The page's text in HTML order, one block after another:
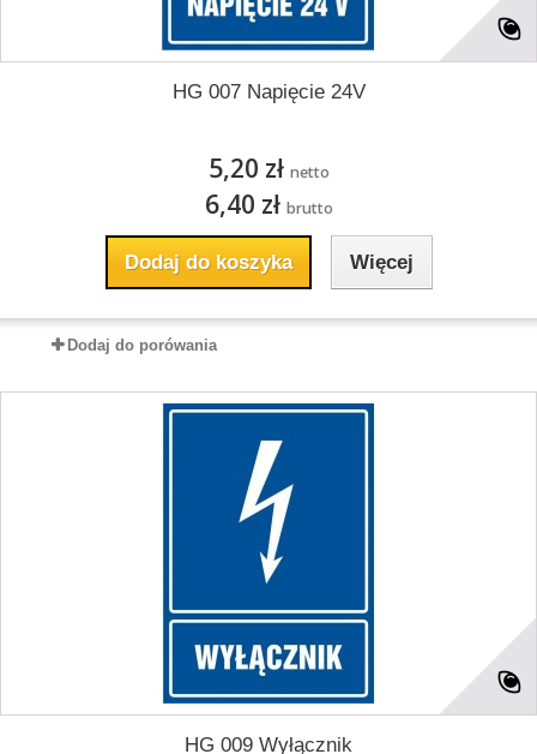
HG 007 Napięcie 24V
5,20 zł netto
6,40 zł brutto
Dodaj do koszyka Więcej
Dodaj do porówania
HG 009 Wyłącznik